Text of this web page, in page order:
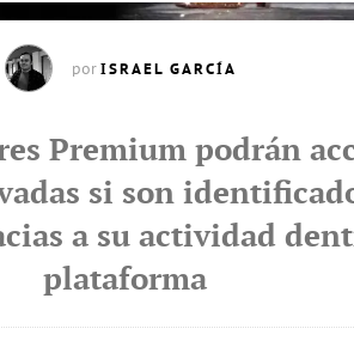
por ISRAEL GARCÍA
Premium podrán
si son
a su actividad
plataforma